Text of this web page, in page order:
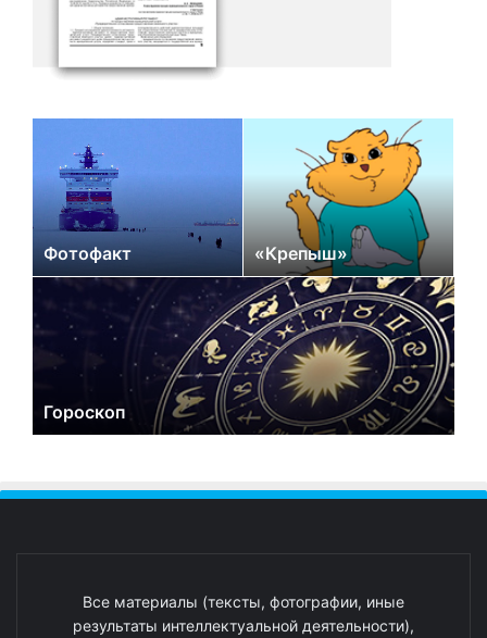
Фотофакт «Крепыш»
Гороскоп
Все материалы (тексты, фотографии, иные
результаты интеллектуальной деятельности),